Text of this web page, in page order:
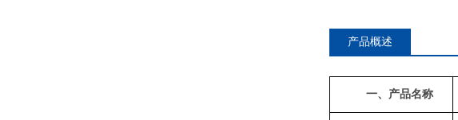
产品概述
一、 产品名称